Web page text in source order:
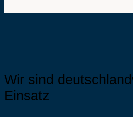
Wir sind
Einsatz